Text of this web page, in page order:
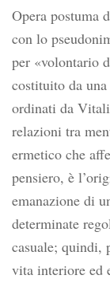
Opera postuma
con lo
per «volontario
costituito da
ordinati da
relazioni tra
ermetico che
pensiero, è
emanazione di
determinate
casuale; quindi,
vita interiore ed